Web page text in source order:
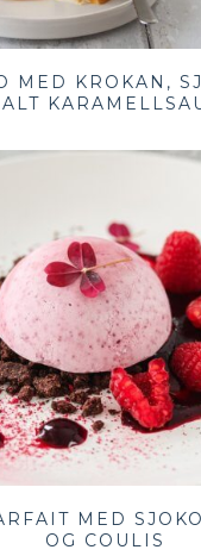
MED KROKAN,
MED
OG COULIS